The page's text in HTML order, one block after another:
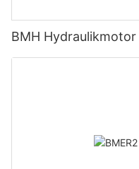
BMH Hydraulikmotor